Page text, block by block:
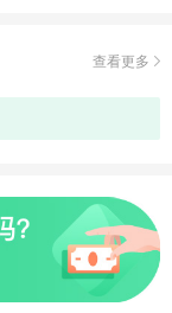
查看更多